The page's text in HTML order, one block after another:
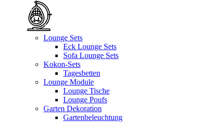
Lounge Sets
Eck Lounge Sets
Sofa Lounge Sets
Kokon-Sets
Tagesbetten
Lounge Module
Lounge Tische
Lounge Poufs
Garten Dekoration
Gartenbeleuchtung